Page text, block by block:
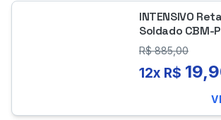
INTENSIVO
Soldado CBM-
R$885,00
12x R$